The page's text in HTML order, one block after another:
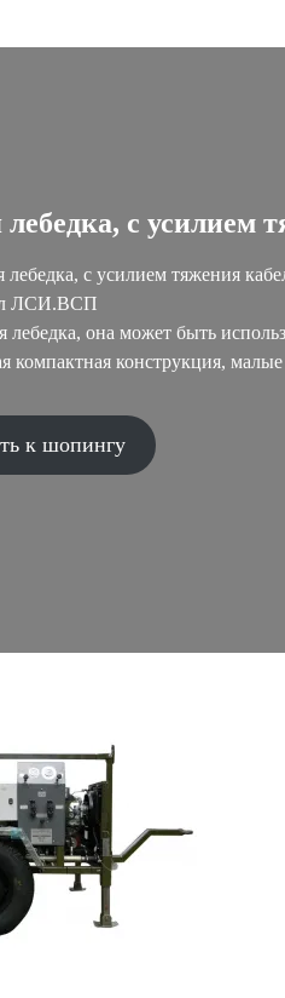
с усилием
с усилием тяжения
ЛСИ.ВСП
она может быть
конструкция,
к шопингу